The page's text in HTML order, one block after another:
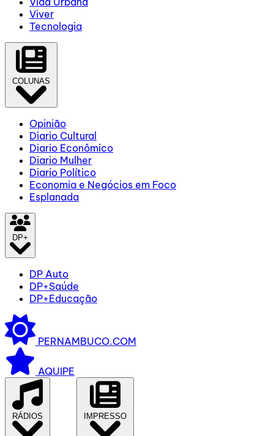
Viver
Tecnologia
COLUNAS
Opinião
Diario Cultural
Diario Econômico
Diario Mulher
Diario Político
Economia e Negócios em Foco
Esplanada
DP+
DP Auto
DP+Saúde
DP+Educação
PERNAMBUCO.COM
AQUIPE
RÁDIOS IMPRESSO